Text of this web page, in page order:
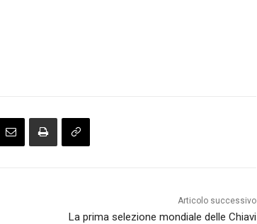
Articolo successivo
La prima selezione mondiale delle Chiavi